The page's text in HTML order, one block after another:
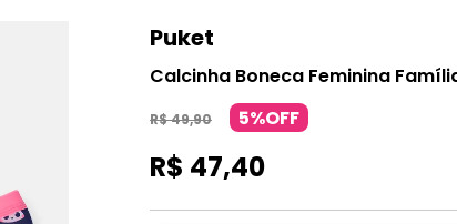
Puket
Calcinha Boneca Feminina
R$49,90 5%OFF
R$ 47,40